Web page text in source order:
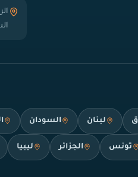
لبنان السودان
تونس الجزائر ليبيا